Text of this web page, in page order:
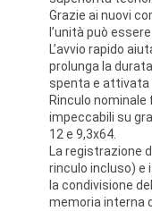
Grazie ai nuovi
l’unità può
L’avvio rapido
prolunga la
spenta e attivata
Rinculo
impeccabili su
12 e 9,3x64.
La registrazione
rinculo incluso) e
la condivisione
memoria interna